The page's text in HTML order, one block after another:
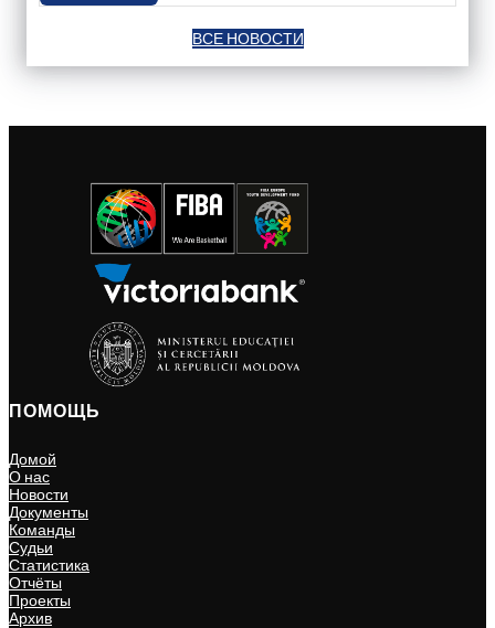
ВСЕ НОВОСТИ
ПОМОЩЬ
Домой
О нас
Новости
Документы
Команды
Судьи
Статистика
Отчёты
Проекты
Архив